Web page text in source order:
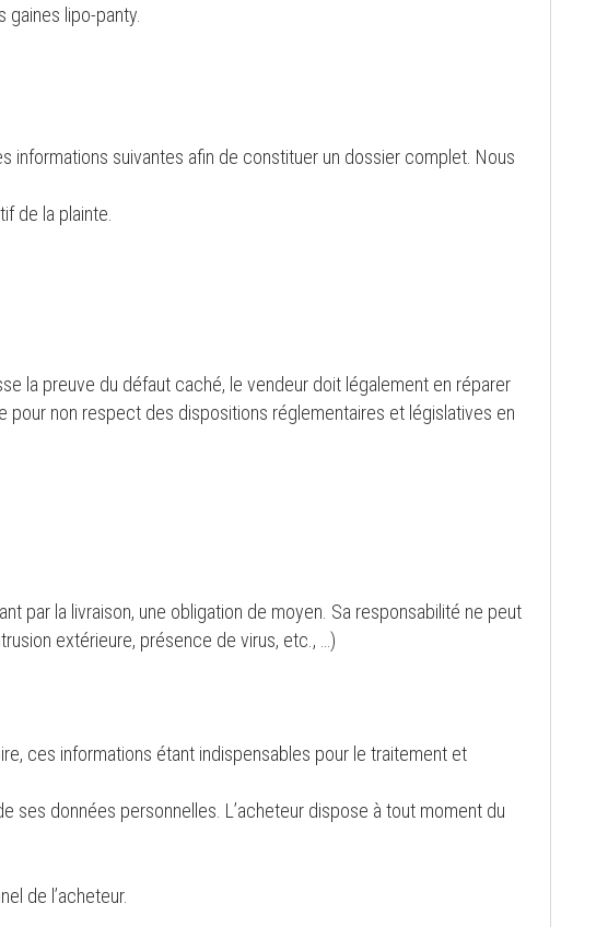
gaines lipo-panty.
informations suivantes afin de constituer un dossier complet. Nous
de la plainte.
la preuve du défaut caché, le vendeur doit légalement en réparer
non respect des dispositions réglementaires et législatives en
par la livraison, une obligation de moyen. Sa responsabilité ne peut
extérieure, présence de virus, etc., …)
ces informations étant indispensables pour le traitement et
ses données personnelles. L’acheteur dispose à tout moment du
de l’acheteur.